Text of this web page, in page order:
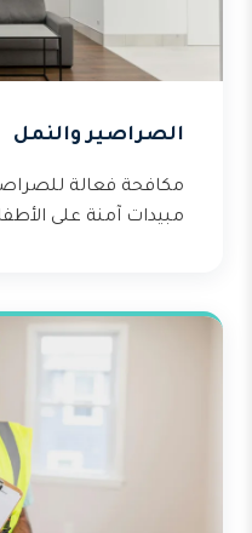
الصراصير والنمل
مكافحة فعالة
مبيدات آمنة على